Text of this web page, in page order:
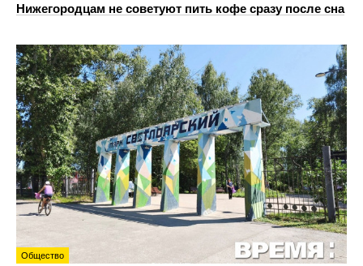
Нижегородцам не советуют пить кофе сразу после сна
Общество